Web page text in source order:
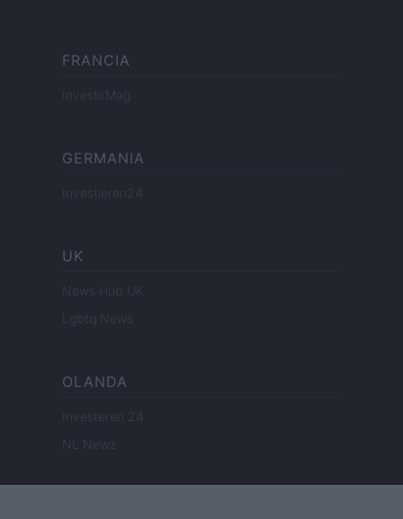
FRANCIA
InvestirMag
GERMANIA
Investieren24
UK
News Hub UK
Lgbtq News
OLANDA
Investeren 24
NL Newz